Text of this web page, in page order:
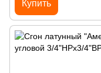
Купить